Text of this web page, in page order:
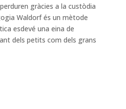
gràcies a la custòdia
Waldorf és un mètode
esdevé una eina de
dels petits com dels grans